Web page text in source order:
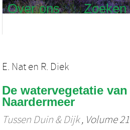
Over ons
Zoeken
E. Nat en R. Diek
De watervegetatie
Naardermeer
Tussen Duin & Dijk, Volume 21